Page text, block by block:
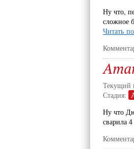
Ну что,
сложное
Читать
Текущий
Стадия:
Ну что
сварила